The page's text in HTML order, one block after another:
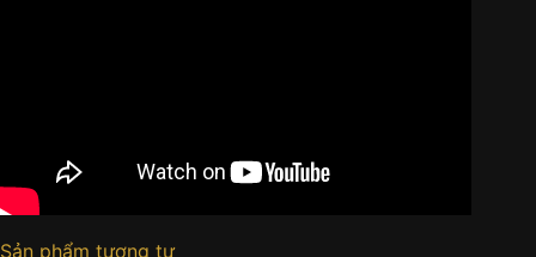
Sản phẩm tương tự